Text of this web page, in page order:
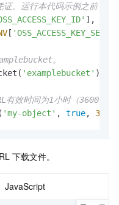
。运行本代码示例之前，请确
],
[
。
'examplebucket' )
有效时间为1小时（3600秒）
'my-object' , true, 3600
下载文件。
JavaScript